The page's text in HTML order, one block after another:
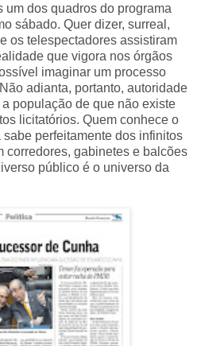
um dos quadros do programa
sábado. Quer dizer, surreal,
os telespectadores assistiram
que vigora nos órgãos
imaginar um processo
adianta, portanto, autoridade
população de que não existe
licitatórios. Quem conhece o
perfeitamente dos infinitos
corredores, gabinetes e balcões
público é o universo da